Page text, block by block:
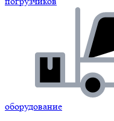
оборудование